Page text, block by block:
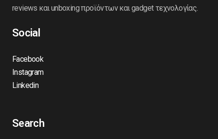
reviews και unboxing προϊόντων και gadget τεχνολογίας.
Social
Facebook
Instagram
Linkedin
Search